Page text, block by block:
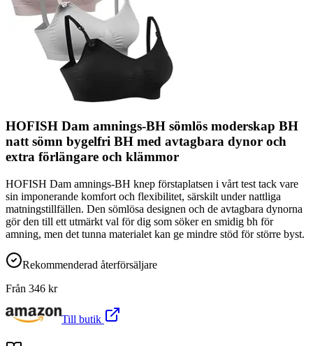
HOFISH Dam amnings-BH sömlös moderskap BH
natt sömn bygelfri BH med avtagbara dynor och
extra förlängare och klämmor
HOFISH Dam amnings-BH knep förstaplatsen i vårt test tack vare
sin imponerande komfort och flexibilitet, särskilt under nattliga
matningstillfällen. Den sömlösa designen och de avtagbara dynorna
gör den till ett utmärkt val för dig som söker en smidig bh för
amning, men det tunna materialet kan ge mindre stöd för större byst.
Rekommenderad återförsäljare
Från 346 kr
Till butik